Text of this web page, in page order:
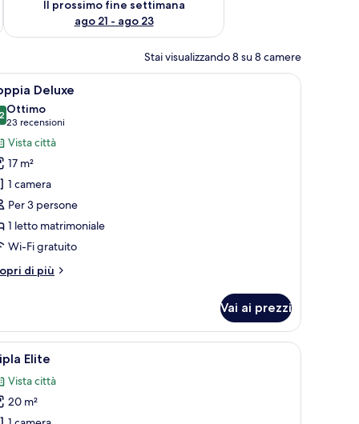
Il prossimo fine settimana
ago 21 - ago 23
Stai visualizzando 8 su 8 camere
letti, una scrivania, una televisione e una finestra con tende.
Una camera d'albergo moderna con un
6 Deluxe
su 10
Ottimo
23 recensioni
(23
recensioni)
Vista città
17 m²
1 camera
Per 3 persone
1 letto matrimoniale
Wi-Fi gratuito
di più
Vai ai prezzi
scrivania e un'ampia finestra con tende.Una camera d'albergo con due letti, una
6 Elite
Vista città
20 m²